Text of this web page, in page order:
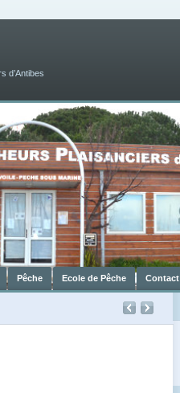
d’Antibes
Pêche Ecole de Pêche Contact